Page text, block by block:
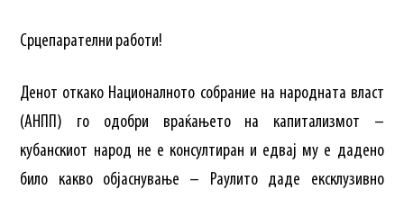
Срцепарателни работи!
Денот откако Националното собрание на народната власт
(АНПП) го одобри враќањето на капитализмот –
кубанскиот народ не е консултиран и едвај му е дадено
било какво објаснување – Раулито даде ексклузивно